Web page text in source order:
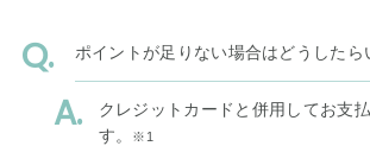
ポイントが足りない場合はどうしたら
クレジットカードと併用してお支
す。
※1